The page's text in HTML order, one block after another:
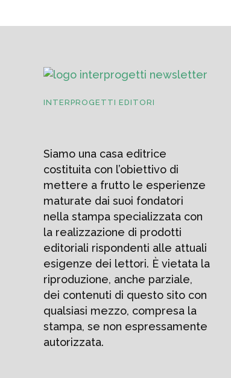
INTERPROGETTI EDITORI
Siamo una casa editrice
costituita con l’obiettivo di
mettere a frutto le esperienze
maturate dai suoi fondatori
nella stampa specializzata con
la realizzazione di prodotti
editoriali rispondenti alle attuali
esigenze dei lettori. È vietata la
riproduzione, anche parziale,
dei contenuti di questo sito con
qualsiasi mezzo, compresa la
stampa, se non espressamente
autorizzata.